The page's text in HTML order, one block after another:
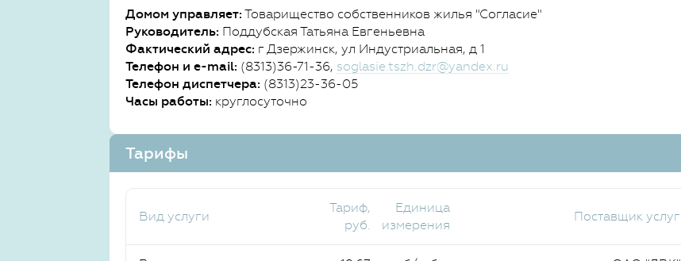
Домом управляет: Товарищество собственников жилья "Согласие"
Руководитель: Поддубская Татьяна Евгеньевна
Фактический адрес: г Дзержинск, ул Индустриальная, д 1
Телефон и e-mail: (8313)36-71-36, soglasie.tszh.dzr@yandex.ru
Телефон диспетчера: (8313)23-36-05
Часы работы: круглосуточно
Тарифы
Вид услуги
Тариф,
руб.
Единица
измерения
Поставщик услуг